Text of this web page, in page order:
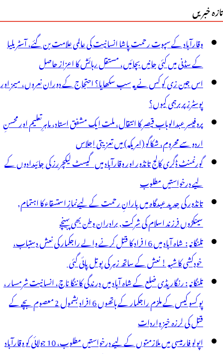
آغاز،
قاضی
پیٹ،سکندرآباد
اور
وقارآبادکے
مسافرین
سہولت
تازہ خبریں
وقارآباد کے سپوت رحمت پاشا انسانیت کی عالمی علامت بن گئے، آسٹریلیا
کے سڈنی میں کئی جانیں بچائیں، مستقل رہائش کا اعزاز حاصل
اس جین زی کو کس نے یہ سب سکھایا؟ احتجاج کے دوران نعروں، میمز اور
پوسٹرز پر برہمی کیوں؟
پروفیسر عبدالوہاب قیصر کا انتقال، ملت ایک مشفق استاد، ماہرِتعلیم اور محسنِ
اردو سے محروم، شکاگو (امریکہ) میں تعزیتی اجلاس
گورنمنٹ ڈگری کالج تانڈور اور وقارآباد میں گیسٹ لیکچررز کی جائیدادوں کے
لیے درخواستیں مطلوب
تانڈور کی جدید عیدگاہ میں بارانِ رحمت کے لیےنمازِ استسقاء کا اہتمام,
سینکڑوں فرزند اسلام کی شرکت, برادران وطن بھی پہنچے
تلنگانہ : شاہ آباد میں 6 ا فراد کا قتل کرنے والے راجکمار کی نعش دستیاب،
خودکشی کا شبہ ! نعش کے ساتھ زہر کی بوتل پائی گئی
تلنگانہ : رنگاریڈی ضلع کے شاہ آباد میں درندگی کا ننگا ناچ، انسانیت شرمسار ،
پو کسو کیس کے ملزم راجکمار کے ہاتھوں 6 افراد بشمول 2 معصوم بچے کے
قتل کی لرزہ خیز واردات
اپولو فارمیسی میں ملازمتوں کے لیے درخواستیں مطلوب، 10 جولائی کو وقارآباد